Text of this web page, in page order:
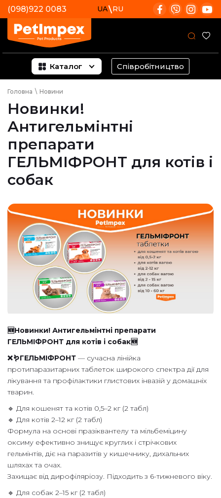
(098)922 0083 UA RU
Каталог Співробітництво
Головна \ Новини
Новинки!
Антигельмінтні
препарати
ГЕЛЬМІФРОНТ для котів і
собак
🆕Новинки! Антигельмінтні препарати
ГЕЛЬМІФРОНТ для котів і собак🆕
❌🪱ГЕЛЬМІФРОНТ — сучасна лінійка
протипаразитарних таблеток широкого спектра дії для
лікування та профілактики глистових інвазій у домашніх
тварин.
🔹 Для кошенят та котів 0,5–2 кг (2 табл)
🔹 Для котів 2–12 кг (2 табл)
Формула на основі празіквантелу та мільбеміцину
оксиму ефективно знищує круглих і стрічкових
гельмінтів, діє на паразитів у кишечнику, дихальних
шляхах та очах.
Захищає від дирофіляріозу. Підходить з 6-тижневого віку.
🔹 Для собак 2–15 кг (2 табл)